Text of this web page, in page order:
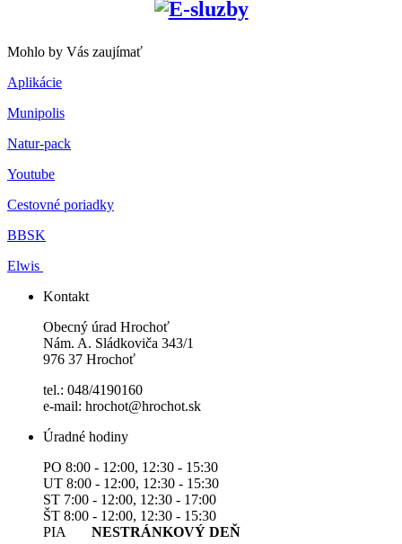
Mohlo by Vás zaujímať
Aplikácie
Munipolis
Natur-pack
Youtube
Cestovné poriadky
BBSK
Elwis
Kontakt
Obecný úrad Hrochoť
Nám. A. Sládkoviča 343/1
976 37 Hrochoť
tel.: 048/4190160
e-mail: hrochot@hrochot.sk
Úradné hodiny
PO 8:00 - 12:00, 12:30 - 15:30
UT 8:00 - 12:00, 12:30 - 15:30
ST 7:00 - 12:00, 12:30 - 17:00
ŠT 8:00 - 12:00, 12:30 - 15:30
PIA NESTRÁNKOVÝ DEŇ